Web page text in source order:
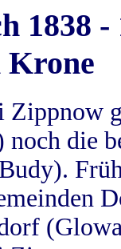
1838
Krone
Zippnow
noch die